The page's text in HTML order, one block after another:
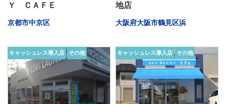
Ｙ ＣＡＦＥ
京都市中京区
地店
大阪府大阪市鶴見区浜
キャッシュレス導入店 その他 キャッシュレス導入店 その他